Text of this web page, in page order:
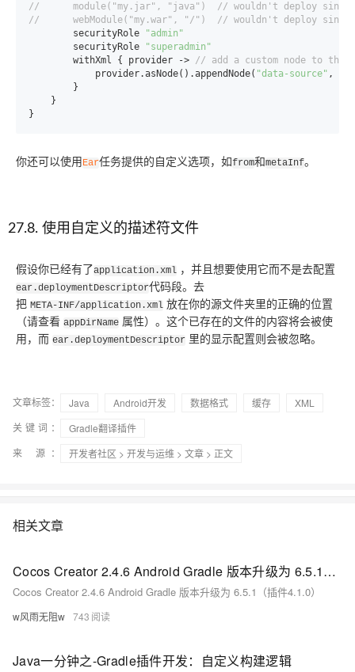
//      module("my.jar", "java")  // wouldn't deploy since
//      webModule("my.war", "/")  // wouldn't deploy since
        securityRole
"admin"
        securityRole
"superadmin"
        withXml { provider ->
// add a custom node to the
            provider.asNode().appendNode(
"data-source" ,
        }
    }
}
你还可以使用 Ear任务提供的自定义选项，如from和metaInf。
27.8. 使用自定义的描述符文件
假设你已经有了application.xml ，并且想要使用它而不是去配置
ear.deploymentDescriptor代码段。去
把 META-INF/application.xml 放在你的源文件夹里的正确的位置
（请查看 appDirName 属性）。这个已存在的文件的内容将会被使
用，而 ear.deploymentDescriptor 里的显示配置则会被忽略。
文章标签： Java Android开发 数据格式 缓存
XML
关键词：
Gradle翻译插件
来 源：
开发者社区 > 开发与运维 > 文章 > 正文
相关文章
Cocos Creator 2.4.6 Android Gradle 版本升级为 6.5.1（插件4.1.0）
Cocos Creator 2.4.6 Android Gradle 版本升级为 6.5.1（插件4.1.0）
w风雨无阻w 743
Java一分钟之-Gradle插件开发：自定义构建逻辑